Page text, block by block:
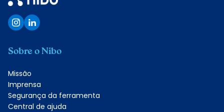
Sobre o Nibo
Missão
Imprensa
Segurança da ferramenta
Central de ajuda